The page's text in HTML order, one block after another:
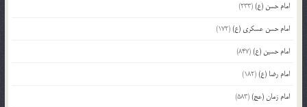
امام حسن (ع)(233)
امام حسن عسکری (ع)(172)
امام حسین (ع)(847)
امام رضا (ع)(182)
امام زمان (عج)(583)